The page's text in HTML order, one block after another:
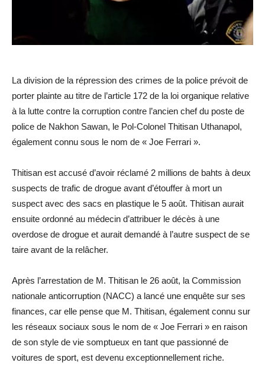
La division de la répression des crimes de la police prévoit de
porter plainte au titre de l’article 172 de la loi organique relative
à la lutte contre la corruption contre l’ancien chef du poste de
police de Nakhon Sawan, le Pol-Colonel Thitisan Uthanapol,
également connu sous le nom de « Joe Ferrari ».
Thitisan est accusé d’avoir réclamé 2 millions de bahts à deux
suspects de trafic de drogue avant d’étouffer à mort un
suspect avec des sacs en plastique le 5 août. Thitisan aurait
ensuite ordonné au médecin d’attribuer le décès à une
overdose de drogue et aurait demandé à l’autre suspect de se
taire avant de la relâcher.
Après l’arrestation de M. Thitisan le 26 août, la Commission
nationale anticorruption (NACC) a lancé une enquête sur ses
finances, car elle pense que M. Thitisan, également connu sur
les réseaux sociaux sous le nom de « Joe Ferrari » en raison
de son style de vie somptueux en tant que passionné de
voitures de sport, est devenu exceptionnellement riche.